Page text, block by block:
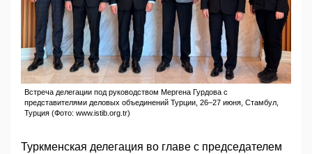
Встреча делегации под руководством Мергена Гурдова с
представителями деловых объединений Турции, 26–27 июня, Стамбул,
Турция (Фото: www.istib.org.tr)
Туркменская делегация во главе с председателем